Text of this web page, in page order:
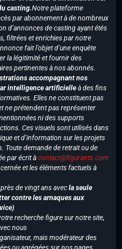
casting.Notre plateforme
par abonnement à de nombreux
d’annonces de casting ayant étés
filtrées et enrichies par notre
fait l’objet d’une enquête
la légitimité et fournir des
pertinentes à nos abonnés.
accompagnant nos
intelligence artificielleà des fins
Elles ne constituent pas
ne prétendent pas représenter
ni des supports
Ces visuels sont utilisés dans
et d’information sur les projets
Toute demande de retrait ou de
par écrit àcontact@figurants.com
et les éléments factuels à
de vingt ans avecla seule
contre les arnaques aux
recherche figure sur notre site,
nous
mais modérateur des